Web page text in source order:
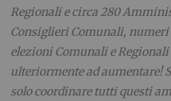
Regionali e circa 280
Consiglieri Comunali, numeri
elezioni Comunali e
ulteriormente ad aumentare!
solo coordinare tutti questi